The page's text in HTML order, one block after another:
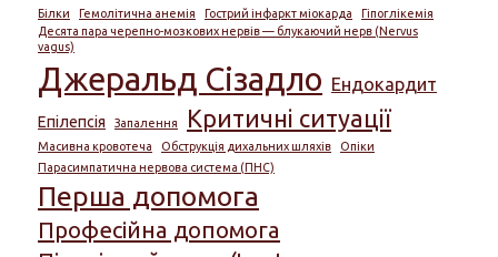
Білки Гемолітична анемія Гострий інфаркт міокарда
Гіпоглікемія
Десята пара черепно-мозкових нервів — блукаючий нерв (Nervus
vagus)
Джеральд Сізадло Ендокардит
Епілепсія Запалення Критичні ситуації
Масивна кровотеча Обструкція дихальних шляхів
Опіки
Парасимпатична нервова система (ПНС)
Перша допомога
Професійна допомога